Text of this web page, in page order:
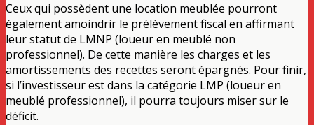
Ceux qui possèdent une location meublée pourront
également amoindrir le prélèvement fiscal en affirmant
leur statut de LMNP (loueur en meublé non
professionnel). De cette manière les charges et les
amortissements des recettes seront épargnés. Pour finir,
si l’investisseur est dans la catégorie LMP (loueur en
meublé professionnel), il pourra toujours miser sur le
déficit.